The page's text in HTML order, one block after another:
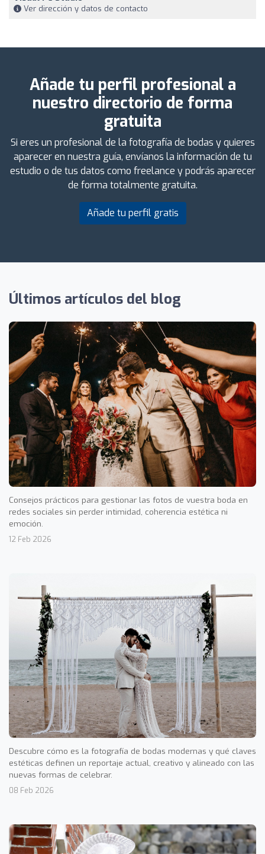
Ver dirección y datos de contacto
Añade tu perfil profesional a
nuestro directorio de forma
gratuita
Si eres un profesional de la fotografía de bodas y quieres
aparecer en nuestra guía, envíanos la información de tu
estudio o de tus datos como freelance y podrás aparecer
de forma totalmente gratuita.
Añade tu perfil gratis
Últimos artículos del blog
Consejos prácticos para gestionar las fotos de vuestra boda en
redes sociales sin perder intimidad, coherencia estética ni
emoción.
12 Feb 2026
Descubre cómo es la fotografía de bodas modernas y qué claves
estéticas definen un reportaje actual, creativo y alineado con las
nuevas formas de celebrar.
08 Feb 2026